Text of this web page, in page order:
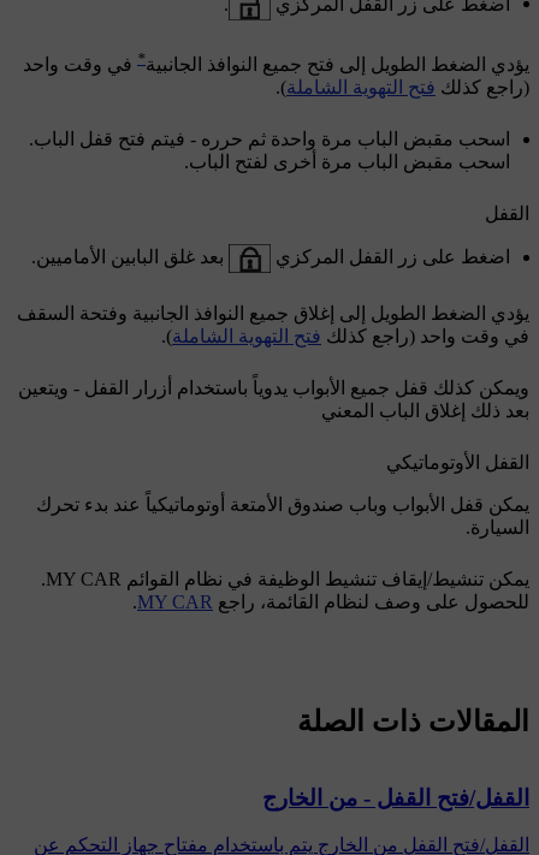
يؤدي الضغط الطويل إلى فتح جميع النوافذ الجانبية* في وقت واحد
(راجع كذلك فتح التهوية الشاملة).
اسحب مقبض الباب مرة واحدة ثم حرره - فيتم فتح قفل الباب.
اسحب مقبض الباب مرة أخرى لفتح الباب.
القفل
اضغط على زر القفل المركزي بعد غلق البابين الأماميين.
يؤدي الضغط الطويل إلى إغلاق جميع النوافذ الجانبية وفتحة السقف
في وقت واحد (راجع كذلك فتح التهوية الشاملة).
ويمكن كذلك قفل جميع الأبواب يدوياً باستخدام أزرار القفل - ويتعين
بعد ذلك إغلاق الباب المعني
القفل الأوتوماتيكي
يمكن قفل الأبواب وباب صندوق الأمتعة أوتوماتيكياً عند بدء تحرك
السيارة.
يمكن تنشيط/إيقاف تنشيط الوظيفة في نظام القوائم MY CAR
.
للحصول على وصف لنظام القائمة، راجع MY CAR
.
المقالات ذات الصلة
القفل/فتح القفل - من الخارج
القفل/فتح القفل من الخارج يتم باستخدام مفتاح جهاز التحكم عن